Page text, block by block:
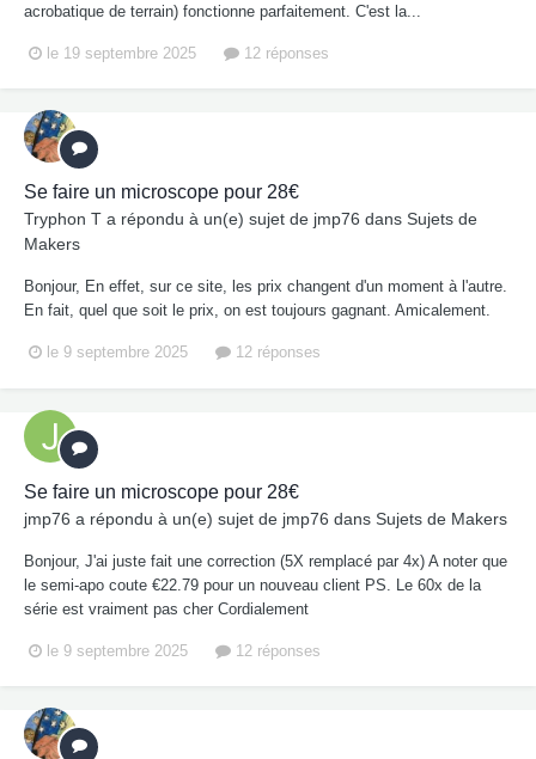
acrobatique de terrain) fonctionne parfaitement. C'est la...
le 19 septembre 2025 12 réponses
Se faire un microscope pour 28€
Tryphon T a répondu à un(e) sujet de jmp76 dans Sujets de
Makers
Bonjour, En effet, sur ce site, les prix changent d'un moment à l'autre.
En fait, quel que soit le prix, on est toujours gagnant. Amicalement.
le 9 septembre 2025 12 réponses
Se faire un microscope pour 28€
jmp76 a répondu à un(e) sujet de jmp76 dans Sujets de Makers
Bonjour, J'ai juste fait une correction (5X remplacé par 4x) A noter que
le semi-apo coute €22.79 pour un nouveau client PS. Le 60x de la
série est vraiment pas cher Cordialement
le 9 septembre 2025 12 réponses